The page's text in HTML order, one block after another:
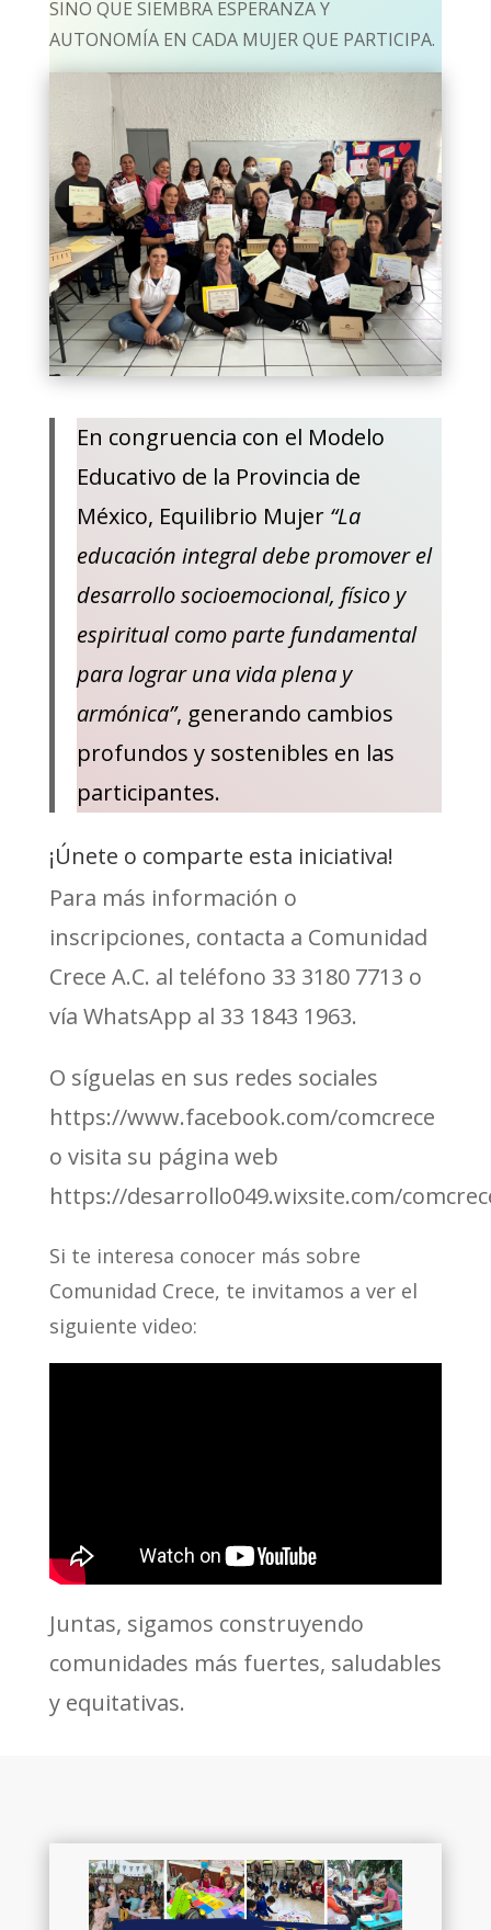
SINO QUE SIEMBRA ESPERANZA Y
AUTONOMÍA EN CADA MUJER QUE PARTICIPA.
En congruencia con el Modelo
Educativo de la Provincia de
México, Equilibrio Mujer “La
educación integral debe promover el
desarrollo socioemocional, físico y
espiritual como parte fundamental
para lograr una vida plena y
armónica”, generando cambios
profundos y sostenibles en las
participantes.
¡Únete o comparte esta iniciativa!
Para más información o
inscripciones, contacta a Comunidad
Crece A.C. al teléfono 33 3180 7713 o
vía WhatsApp al 33 1843 1963.
O síguelas en sus redes sociales
https://www.facebook.com/comcrece
o visita su página web
https://desarrollo049.wixsite.com/
Si te interesa conocer más sobre
Comunidad Crece, te invitamos a ver el
siguiente video:
Juntas, sigamos construyendo
comunidades más fuertes, saludables
y equitativas.